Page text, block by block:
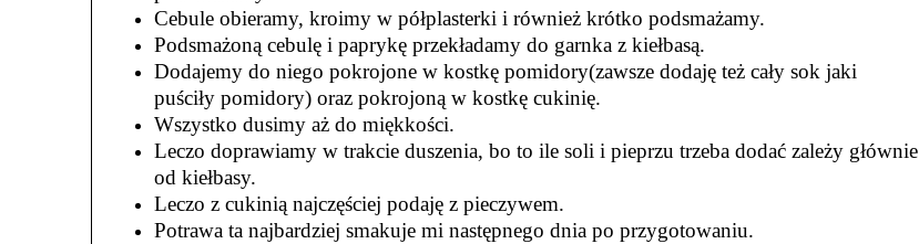
Cebule obieramy, kroimy w półplasterki i również krótko podsmażamy.
Podsmażoną cebulę i paprykę przekładamy do garnka z kiełbasą.
Dodajemy do niego pokrojone w kostkę pomidory(zawsze dodaję też cały sok jaki
puściły pomidory) oraz pokrojoną w kostkę cukinię.
Wszystko dusimy aż do miękkości.
Leczo doprawiamy w trakcie duszenia, bo to ile soli i pieprzu trzeba dodać zależy głównie
od kiełbasy.
Leczo z cukinią najczęściej podaję z pieczywem.
Potrawa ta najbardziej smakuje mi następnego dnia po przygotowaniu.